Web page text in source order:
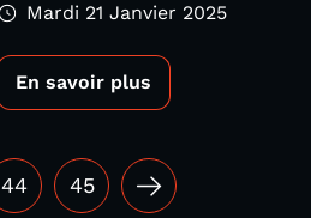
Mardi 21 Janvier 2025
En savoir plus
44 45